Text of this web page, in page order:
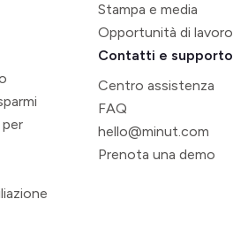
Stampa e media
Opportunità di lavoro
Contatti e supporto
Centro assistenza
FAQ
hello@minut.com
Prenota una demo